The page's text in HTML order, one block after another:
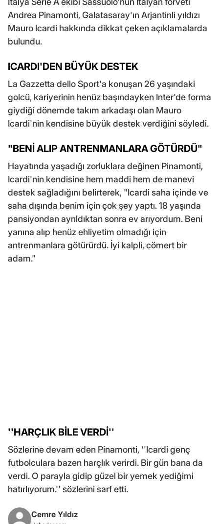
Andrea Pinamonti, Galatasaray'ın Arjantinli yıldızı
Mauro Icardi hakkında dikkat çeken açıklamalarda
bulundu.
ICARDI'DEN BÜYÜK DESTEK
La Gazzetta dello Sport'a konuşan 26 yaşındaki
golcü, kariyerinin henüz başındayken Inter'de forma
giydiği dönemde takım arkadaşı olan Mauro
Icardi'nin kendisine büyük destek verdiğini söyledi.
"BENİ ALIP ANTRENMANLARA GÖTÜRDÜ"
Hayatında yaşadığı zorluklara değinen Pinamonti,
Icardi'nin kendisine hem maddi hem de manevi
destek sağladığını belirterek, "Icardi saha içinde ve
saha dışında benim için çok şey yaptı. 18 yaşında
pansiyondan ayrıldıktan sonra ev arıyordum. Beni
yanına alıp henüz ehliyetim olmadığı için
antrenmanlara götürürdü. İyi kalpli, cömert bir
adam."
''HARÇLIK BİLE VERDİ''
Sözlerine devam eden Pinamonti, ''Icardi genç
futbolculara bazen harçlık verirdi. Bir gün bana da
verdi. O parayla gidip güzel bir yemek yediğimi
hatırlıyorum.'' sözlerini sarf etti.
Cemre Yıldız